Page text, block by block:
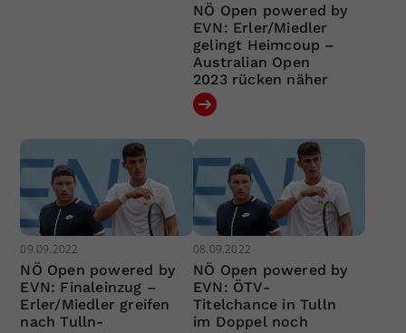
NÖ Open powered by
EVN: Erler/Miedler
gelingt Heimcoup –
Australian Open
2023 rücken näher
09.09.2022
NÖ Open powered by
EVN: Finaleinzug –
Erler/Miedler greifen
nach Tulln-
08.09.2022
NÖ Open powered by
EVN: ÖTV-
Titelchance in Tulln
im Doppel noch